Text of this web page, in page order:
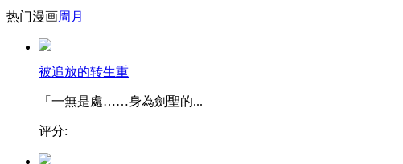
热门漫画周 月
被追放的转生重
「一無是處……身為劍聖的...
评分: